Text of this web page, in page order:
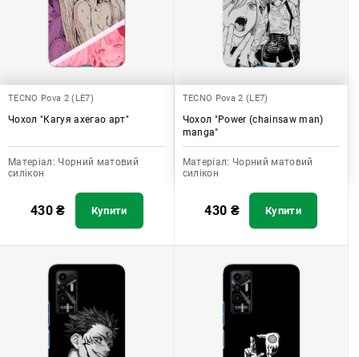
TECNO Pova 2 (LE7)
Чохол "Кагуя ахегао арт"
Матеріал: Чорний матовий
силікон
430₴ Купити
TECNO Pova 2 (LE7)
Чохол "Power (chainsaw man)
manga"
Матеріал: Чорний матовий
силікон
430 ₴ Купити